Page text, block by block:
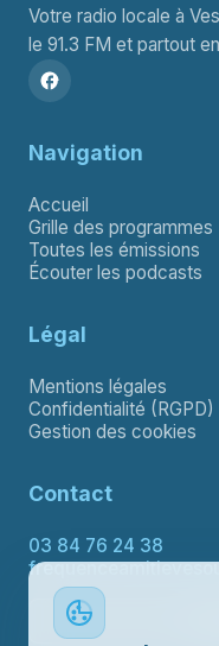
Votre radio locale à
le 91.3 FM et partout
Navigation
Accueil
Grille des programmes
Toutes les émissions
Écouter les podcasts
Légal
Mentions légales
Confidentialité (RGPD)
Gestion des cookies
Contact
03 84 76 24 38